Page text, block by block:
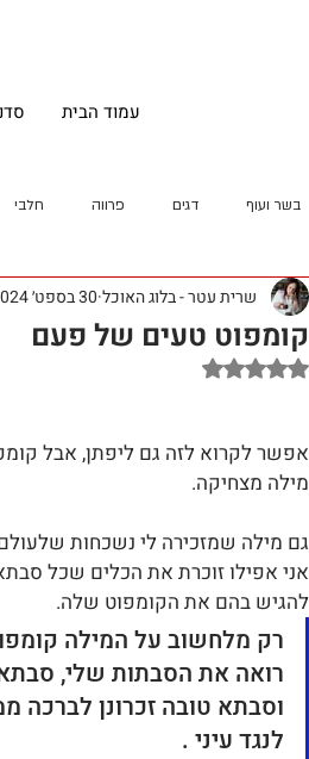
עמוד הבית
בשר ועוף דגים פרווה חלבי
קומפוט טעים של פעם
שרית עטר - בלוג האוכל 30 בספט׳ 2024
דירוג של NaN מתוך 5 כוכבים
אפשר לקרוא לזה גם ליפתן, אבל
מילה מצחיקה.
גם מילה שמזכירה לי נשכחות
אני אפילו זוכרת את הכלים שכל
להגיש בהם את הקומפוט שלה.
רק מלחשוב על המילה
רואה את הסבתות שלי,
וסבתא טובה זכרונן לברכה
לנגד עיני .